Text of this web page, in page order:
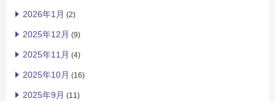
2026年1月 (2)
2025年12月 (9)
2025年11月 (4)
2025年10月 (16)
2025年9月 (11)